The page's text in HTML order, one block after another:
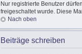
Nur registrierte Benutzer
freigeschaltet wurde. Diese
Nach oben
Beiträge schreiben